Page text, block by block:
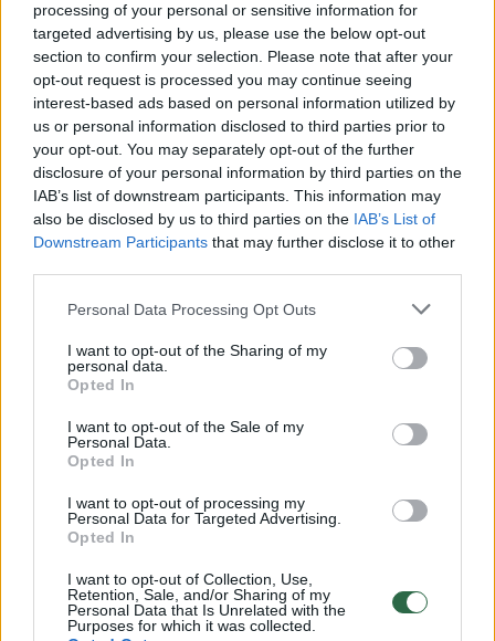
processing of your personal or sensitive information for
targeted advertising by us, please use the below opt-out
section to confirm your selection. Please note that after your
opt-out request is processed you may continue seeing
interest-based ads based on personal information utilized by
us or personal information disclosed to third parties prior to
your opt-out. You may separately opt-out of the further
disclosure of your personal information by third parties on the
IAB’s list of downstream participants. This information may
also be disclosed by us to third parties on the IAB’s List of
Downstream Participants that may further disclose it to other
Personal Data Processing Opt Outs
I want to opt-out of the Sharing of my
personal data.
Opted In
I want to opt-out of the Sale of my
Personal Data.
Opted In
I want to opt-out of processing my
Personal Data for Targeted Advertising.
Opted In
I want to opt-out of Collection, Use,
Retention, Sale, and/or Sharing of my
Personal Data that Is Unrelated with the
Purposes for which it was collected.
Komentuoti po šiuo straipsniu
Komentuoti gali tik Lrytas registruoti vartotojai.
Prisijunkite prie registruotų vartotojų
bendruomenės ir bendraukite komentaruose!
Prisijungti komentatoriams